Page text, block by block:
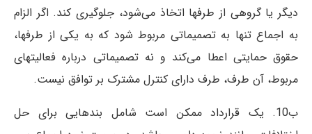
دیگر یا گروهی از طرفها اتخاذ می‌شود، جلوگیری کند. اگر الزام
به اجماع تنها به تصمیماتی مربوط شود که به یکی از طرفها،
حقوق حمایتی اعطا ‌می‌کند و نه تصمیماتی درباره فعالیتهای
مربوط، آن طرف، طرف دارای کنترل مشترک بر توافق نیست.
ب10. یک قرارداد ممکن است شامل بندهایی برای حل